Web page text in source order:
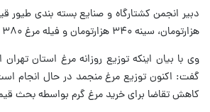
هزارتومان، سینه ۳۴۰ هزارتومان و فیله مرغ ۳۸۰ هزارتومان اعلام کرد.
گفت: اکنون توزیع مرغ منجمد در حال انجام
کاهش تقاضا برای خرید مرغ گرم بواسطه بحث